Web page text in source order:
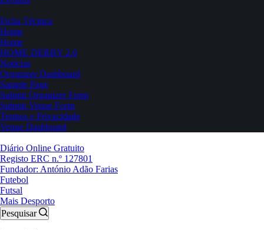
Ficha Técnica
Home
Home
HOME DERBY 2.0
Notícias
Organizer Dashboard
Sample Page
Submit Organizer Form
Submit Venue Form
Termos e Privacidade
Venue Dashboard
Diário Online Gratuito
Registo ERC n.º 127801
Fundador: António Adão Farias
Futebol
Futsal
Mais Desporto
Pesquisar